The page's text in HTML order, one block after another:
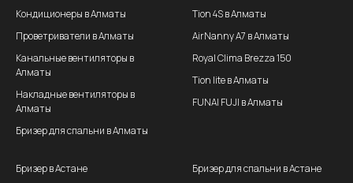
Кондиционеры в Алматы
Проветриватели в Алматы
Канальные вентиляторы в
Алматы
Накладные вентиляторы в
Алматы
Бризер для спальни в Алматы
Tion 4S в Алматы
AirNanny A7 в Алматы
Royal Clima Brezza 150
Tion lite в Алматы
FUNAI FUJI в Алматы
Бризер в Астане
Бризер для спальни в Астане